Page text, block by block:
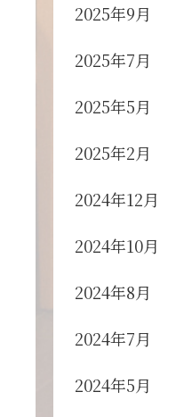
2025年9月
2025年7月
2025年5月
2025年2月
2024年12月
2024年10月
2024年8月
2024年7月
2024年5月